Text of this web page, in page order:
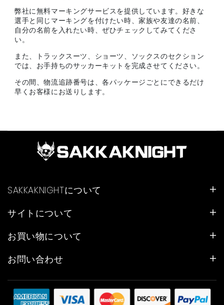
弊社に無料マーキングサービスを提供しています。好きな
選手と同じマーキングを付けたい時、家族や友達の名前、
自分の名前を入れたい時、ぜひチェックしてみてくださ
い。
また、トラックスーツ、ショーツ、ソックスのセクション
では、お手持ちのサッカーキットを完成させてください。
その間、物流追跡番号は、各パッケージごとにできるだけ
早くお客様にお送りします。
SAKKAKNIGHTについて
サイトについて
お買い物について
お問い合わせ